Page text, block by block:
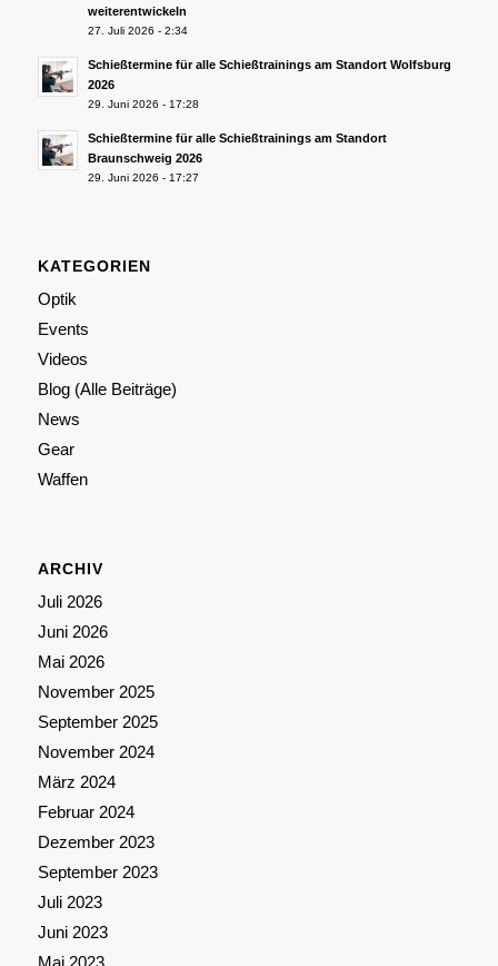
weiterentwickeln
27. Juli 2026 - 2:34
Schießtermine für alle Schießtrainings am Standort Wolfsburg
2026
29. Juni 2026 - 17:28
Schießtermine für alle Schießtrainings am Standort
Braunschweig 2026
29. Juni 2026 - 17:27
KATEGORIEN
Optik
Events
Videos
Blog (Alle Beiträge)
News
Gear
Waffen
ARCHIV
Juli 2026
Juni 2026
Mai 2026
November 2025
September 2025
November 2024
März 2024
Februar 2024
Dezember 2023
September 2023
Juli 2023
Juni 2023
Mai 2023